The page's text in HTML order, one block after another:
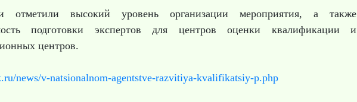
отметили высокий уровень организации мероприятия, а также
подготовки экспертов для центров оценки квалификации и
центров.
news/v-natsionalnom-agentstve-razvitiya-kvalifikatsiy-p.php